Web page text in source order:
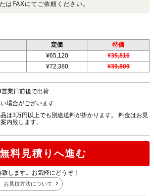
はFAXにてご依頼ください。
定価
特価
¥65,120
¥35,816
¥72,380 ¥39,809
業日前後で出荷
場合がございます
は3万円以上でも別途送料が掛かります。 料金はお見
内致します。
無料見積りへ進む
します。お気軽にどうぞ！
お見積方法について